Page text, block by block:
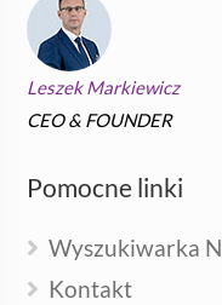
Leszek Markiewicz
CEO & FOUNDER
Pomocne linki
Wyszukiwarka
Kontakt